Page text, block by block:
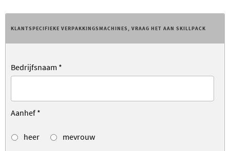
KLANTSPECIFIEKE VERPAKKINGSMACHINES, VRAAG HET AAN SKILLPACK
Bedrijfsnaam *
Aanhef *
heer mevrouw